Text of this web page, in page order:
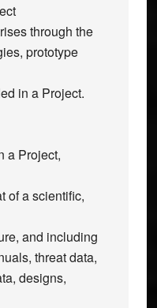
through the
prototype
in a Project.
a Project,
of a scientific,
and including
threat data,
designs,